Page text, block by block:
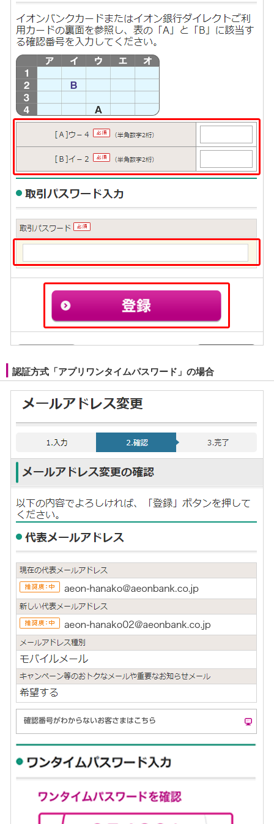
認証方式「アプリワンタイムパスワード」の場合